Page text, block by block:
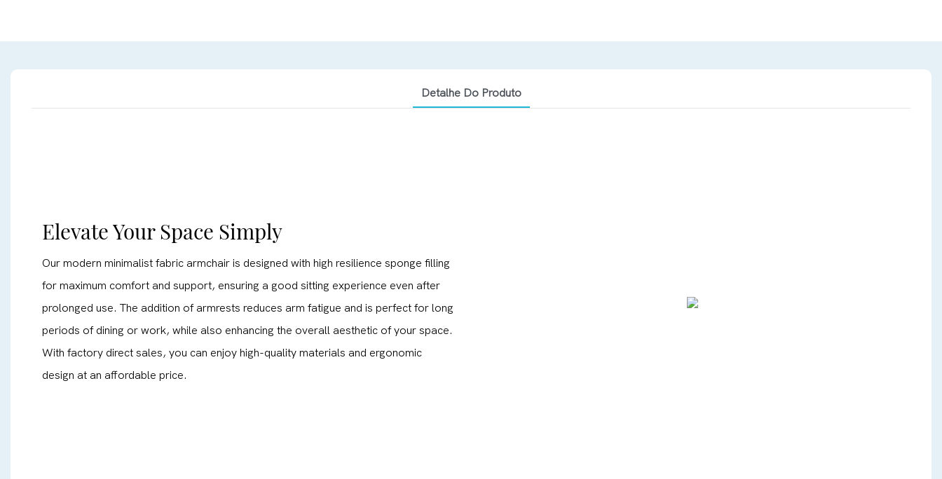
Detalhe Do Produto
Elevate Your Space Simply
Our modern minimalist fabric armchair is designed with high resilience sponge filling
for maximum comfort and support, ensuring a good sitting experience even after
prolonged use. The addition of armrests reduces arm fatigue and is perfect for long
periods of dining or work, while also enhancing the overall aesthetic of your space.
With factory direct sales, you can enjoy high-quality materials and ergonomic
design at an affordable price.